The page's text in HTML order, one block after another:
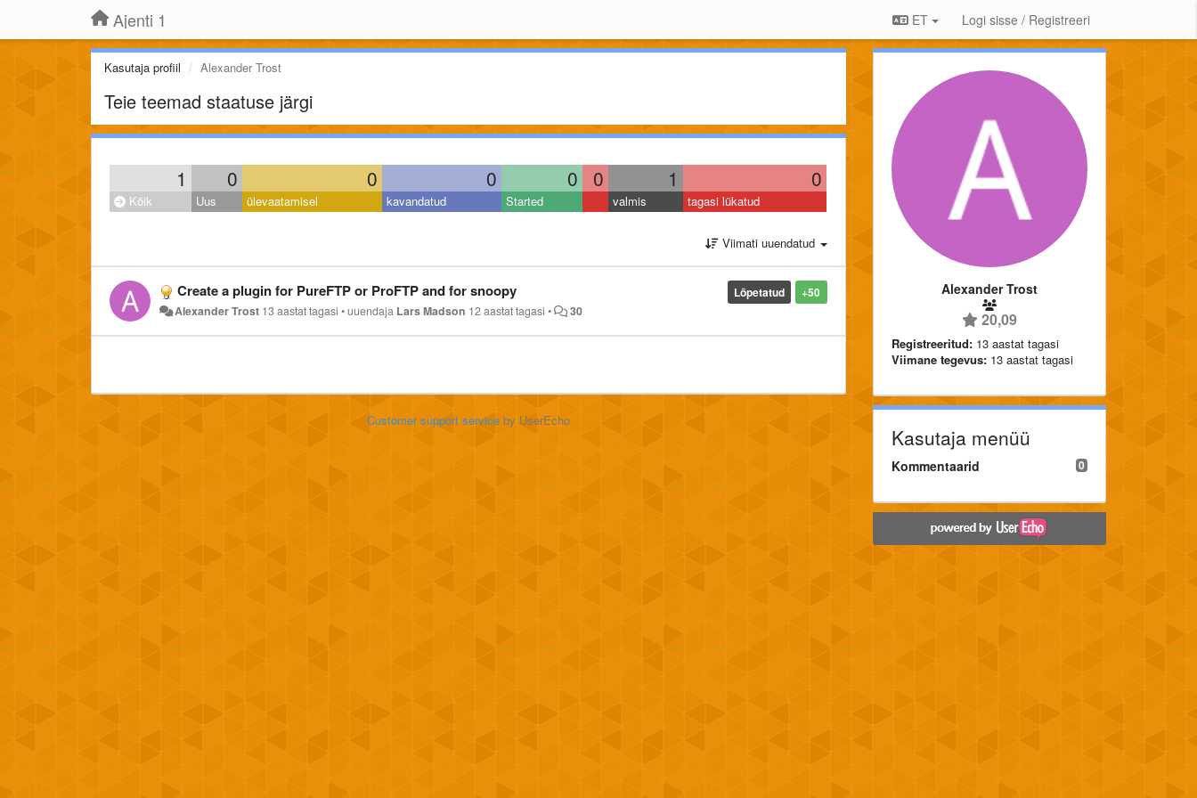
Ajenti 1 ET Logi sisse / Registreeri
Kasutaja profiil Alexander Trost
Teie teemad staatuse järgi
1 0 0 0 0 0 1 0
Kõik Uus ülevaatamisel kavandatud Started valmis tagasi lükatud
Viimati uuendatud
+50
Lõpetatud
Create a plugin for PureFTP or ProFTP and for snoopy
Alexander Trost 13 aastat tagasi •uuendaja Lars Madson 12 aastat tagasi • 30
Customer support serviceby UserEcho
Alexander Trost
20,09
Registreeritud: 13 aastat tagasi
Viimane tegevus: 13 aastat tagasi
Kasutaja menüü
0
Kommentaarid